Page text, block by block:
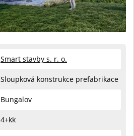
Smart stavby s. r. o.
Sloupková konstrukce prefabrikace
Bungalov
4+kk